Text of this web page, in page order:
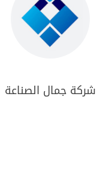
شركة جمال الصناعة